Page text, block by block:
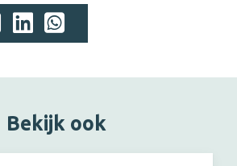
Bekijk ook